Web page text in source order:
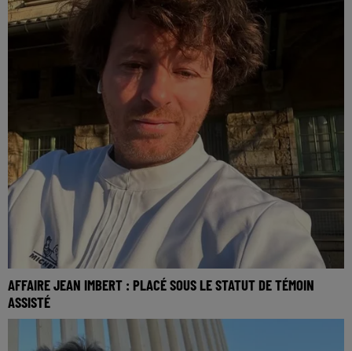
AFFAIRE JEAN IMBERT : PLACÉ SOUS LE STATUT DE TÉMOIN
ASSISTÉ